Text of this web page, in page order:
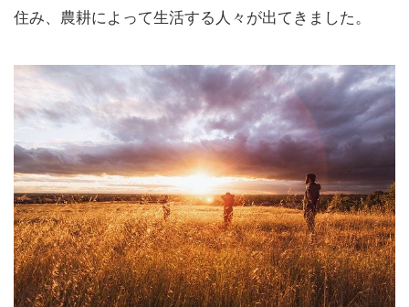
住み、農耕によって生活する人々が出てきました。